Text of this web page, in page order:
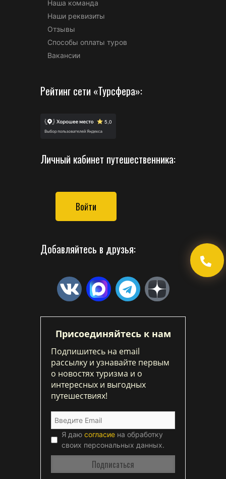
Наша команда
Наши реквизиты
Отзывы
Способы оплаты туров
Вакансии
Рейтинг сети «Турсфера»:
Личный кабинет путешественника:
Войти
Добавляйтесь в друзья:
Присоединяйтесь к нам
Подпишитесь на email
рассылку и узнавайте первым
о новостях туризма и о
интересных и выгодных
путешествиях!
Я даю согласие на обработку
своих персональных данных.